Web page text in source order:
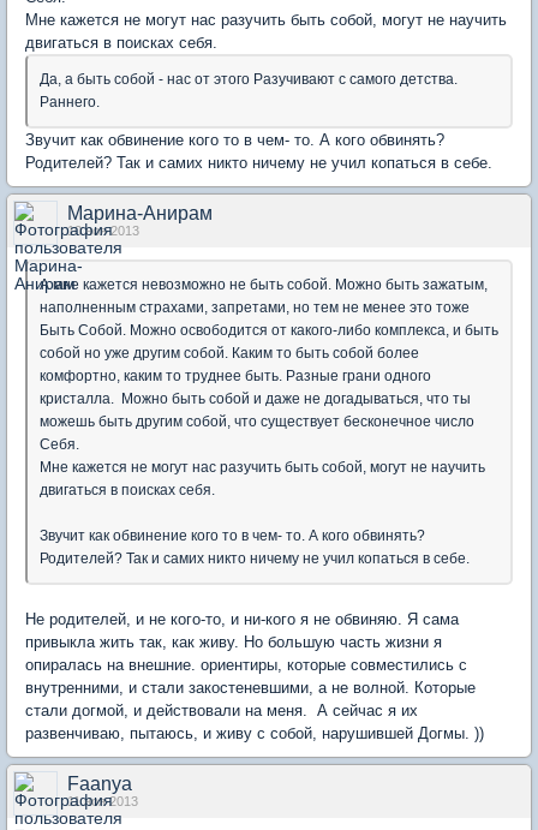
Мне кажется не могут нас разучить быть собой, могут не научить
двигаться в поисках себя.
Да, а быть собой - нас от этого Разучивают с самого детства.
Раннего.
Звучит как обвинение кого то в чем- то. А кого обвинять?
Родителей? Так и самих никто ничему не учил копаться в себе.
Марина-Анирам
10 ноя 2013
А мне кажется невозможно не быть собой. Можно быть зажатым,
наполненным страхами, запретами, но тем не менее это тоже
Быть Собой. Можно освободится от какого-либо комплекса, и быть
собой но уже другим собой. Каким то быть собой более
комфортно, каким то труднее быть. Разные грани одного
кристалла. Можно быть собой и даже не догадываться, что ты
можешь быть другим собой, что существует бесконечное число
Себя.
Мне кажется не могут нас разучить быть собой, могут не научить
двигаться в поисках себя.
Звучит как обвинение кого то в чем- то. А кого обвинять?
Родителей? Так и самих никто ничему не учил копаться в себе.
Не родителей, и не кого-то, и ни-кого я не обвиняю. Я сама
привыкла жить так, как живу. Но большую часть жизни я
опиралась на внешние. ориентиры, которые совместились с
внутренними, и стали закостеневшими, а не волной. Которые
стали догмой, и действовали на меня. А сейчас я их
развенчиваю, пытаюсь, и живу с собой, нарушившей Догмы. ))
Faanya
11 ноя 2013